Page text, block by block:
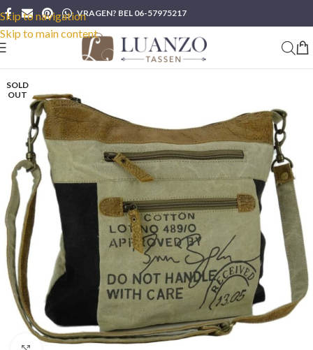
Skip to navigation
Skip to main content
VRAGEN? BEL 06-57975217
SOLD
OUT